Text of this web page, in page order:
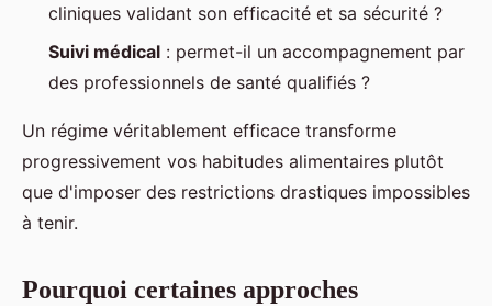
cliniques validant son efficacité et sa sécurité ?
Suivi médical : permet-il un accompagnement par
des professionnels de santé qualifiés ?
Un régime véritablement efficace transforme
progressivement vos habitudes alimentaires plutôt
que d'imposer des restrictions drastiques impossibles
à tenir.
Pourquoi certaines approches